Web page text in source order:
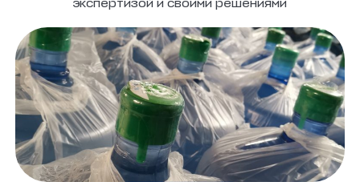
экспертизой и своими решениями